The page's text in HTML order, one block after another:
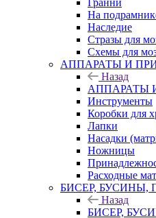
Гранни
На
Наследие
Стразы для
Схемы для
АППАРАТЫ И
Назад
АППАРАТЫ
Инструменты
Коробки для
Лапки
Насадки
Ножницы
Расходные
БИСЕР, БУСИНЫ,
Назад
БИСЕР,